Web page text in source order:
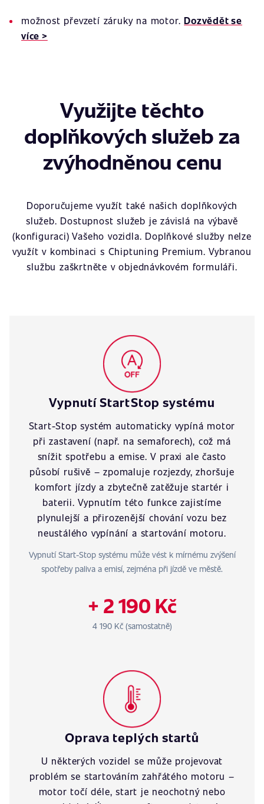
možnost převzetí záruky na motor.Dozvědět se
více >
Využijte těchto
doplňkových služeb za
zvýhodněnou cenu
Doporučujeme využít také našich doplňkových
služeb. Dostupnost služeb je závislá na výbavě
(konfiguraci) Vašeho vozidla. Doplňkové služby nelze
využít v kombinaci s Chiptuning Premium. Vybranou
službu zaškrtněte v objednávkovém formuláři.
Vypnutí StartStop systému
Start-Stop systém automaticky vypíná motor
při zastavení (např. na semaforech), což má
snížit spotřebu a emise. V praxi ale často
působí rušivě – zpomaluje rozjezdy, zhoršuje
komfort jízdy a zbytečně zatěžuje startér i
baterii. Vypnutím této funkce zajistíme
plynulejší a přirozenější chování vozu bez
neustálého vypínání a startování motoru.
Vypnutí Start-Stop systému může vést k mírnému zvýšení
spotřeby paliva a emisí, zejména při jízdě ve městě.
+ 2 190 Kč
4 190 Kč (samostatně)
Oprava teplých startů
U některých vozidel se může projevovat
problém se startováním zahřátého motoru –
motor točí déle, start je neochotný nebo